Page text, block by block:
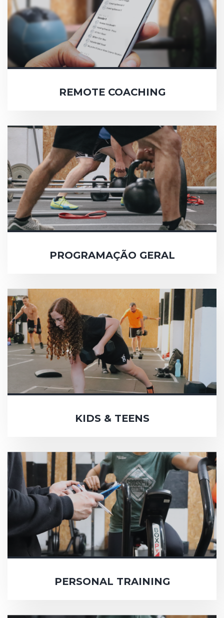
REMOTE COACHING
PROGRAMAÇÃO GERAL
KIDS & TEENS
PERSONAL TRAINING